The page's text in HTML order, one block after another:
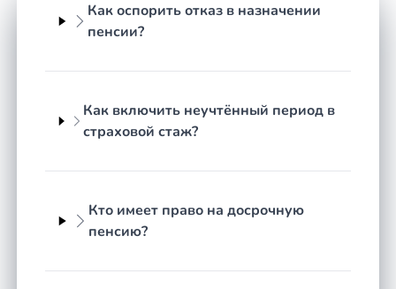
Спектр пенсионных споров широк, и многие из
них требуют детального анализа документов и
Республика к специалисту чаще всего приходят со
отказ Социального фонда в назначении
занижение размера пенсии и
назначение досрочной пенсии за работу
Как оспорить отказ в назначении
пенсии?
Как включить неучтённый период в
страховой стаж?
Кто имеет право на досрочную
пенсию?